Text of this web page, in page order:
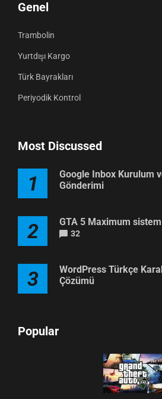
Genel
Trambolin
Yurtdışı Kargo
Türk Bayrakları
Periyodik Kontrol
Most Discussed
1
Google Inbox Kurulum
Gönderimi
2 GTA 5 Maximum
32
3
WordPress Türkçe
Çözümü
Popular